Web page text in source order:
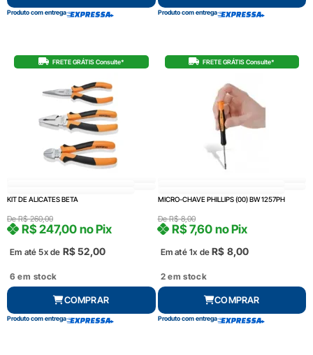
Produto com entrega Produto com entrega
FRETE GRÁTIS Consulte*
KIT DE ALICATES BETA
DeR$260,00
Em até 5x de R$52,00
R$247,00 no Pix
6 em stock
COMPRAR
Produto com entrega
FRETE GRÁTIS Consulte*
MICRO-CHAVE PHILLIPS (00) BW 1257PH
DeR$8,00
Em até 1x de R$ 8,00
R$7,60 no Pix
2 em stock
COMPRAR
Produto com entrega